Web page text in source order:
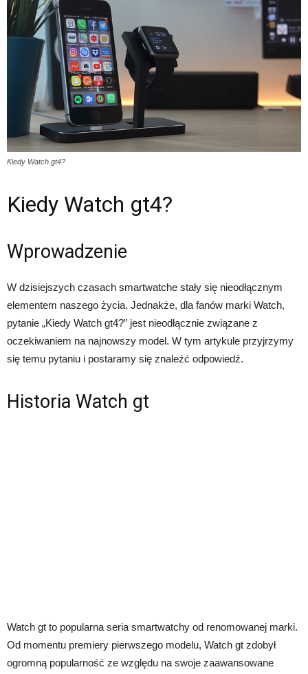
Kiedy Watch gt4?
Kiedy Watch gt4?
Wprowadzenie
W dzisiejszych czasach smartwatche stały się nieodłącznym
elementem naszego życia. Jednakże, dla fanów marki Watch,
pytanie „Kiedy Watch gt4?” jest nieodłącznie związane z
oczekiwaniem na najnowszy model. W tym artykule przyjrzymy
się temu pytaniu i postaramy się znaleźć odpowiedź.
Historia Watch gt
Watch gt to popularna seria smartwatchy od renomowanej marki.
Od momentu premiery pierwszego modelu, Watch gt zdobył
ogromną popularność ze względu na swoje zaawansowane